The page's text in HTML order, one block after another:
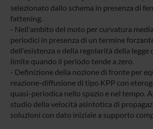
selezionato dallo schema in presenza di
fattening.
- Nell'ambito del moto per curvatura
periodici in presenza di un termine
dell'esistenza e della regolarità della legge
limite quando il periodo tende a zero.
- Definizione della nozione di fronte per
reazione-diffusione di tipo KPP con
quasi-periodica nello spazio e nel tempo.
studio della velocità asintotica di
soluzioni con dato iniziale a supporto